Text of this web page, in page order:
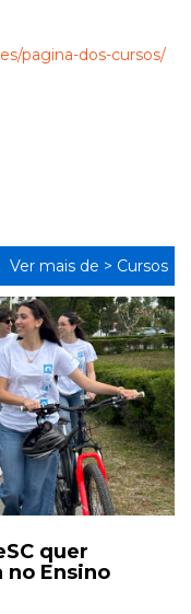
pagina-dos-cursos/
Ver mais de > Cursos
quer
no Ensino